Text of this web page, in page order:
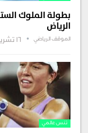
بطولة الملوك
الرياض
الموقف الرياضي 16 تشرين أول , 2025
تنس عالمي